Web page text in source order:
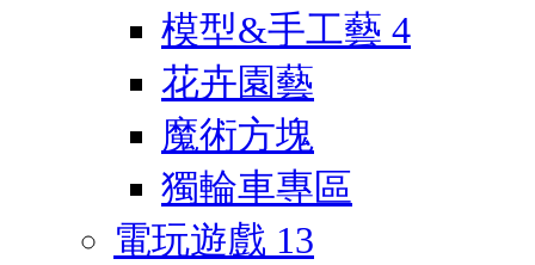
模型&手工藝 4
花卉園藝
魔術方塊
獨輪車專區
電玩遊戲 13